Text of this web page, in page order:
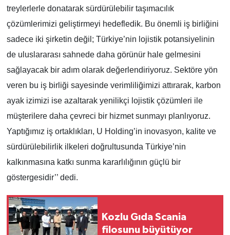
treylerlerle donatarak sürdürülebilir taşımacılık
çözümlerimizi geliştirmeyi hedefledik. Bu önemli iş birliğini
sadece iki şirketin değil; Türkiye’nin lojistik potansiyelinin
de uluslararası sahnede daha görünür hale gelmesini
sağlayacak bir adım olarak değerlendiriyoruz. Sektöre yön
veren bu iş birliği sayesinde verimliliğimizi attırarak, karbon
ayak izimizi ise azaltarak yenilikçi lojistik çözümleri ile
müşterilere daha çevreci bir hizmet sunmayı planlıyoruz.
Yaptığımız iş ortaklıkları, U Holding’in inovasyon, kalite ve
sürdürülebilirlik ilkeleri doğrultusunda Türkiye’nin
kalkınmasına katkı sunma kararlılığının güçlü bir
göstergesidir’’ dedi.
Kozlu Gıda Scania
filosunu büyütüyor